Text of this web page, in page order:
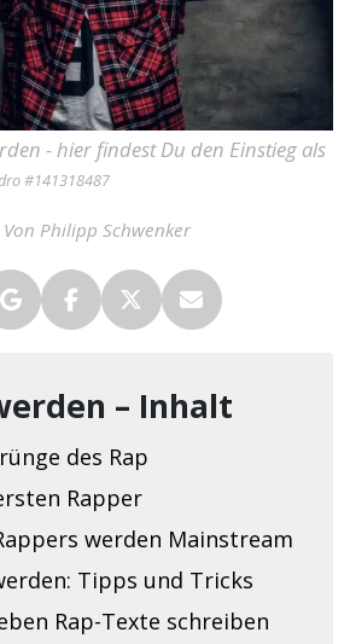
- hier findest Du den Einstieg als
#141318487
Von Philipp Schwenker
– Inhalt
des Rap
Rapper
werden Mainstream
Tipps und Tricks
Rap-Texte schreiben